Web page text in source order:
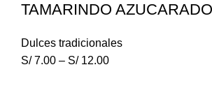
TAMARINDO AZUCARADO
Dulces tradicionales
S/7.00 – S/12.00